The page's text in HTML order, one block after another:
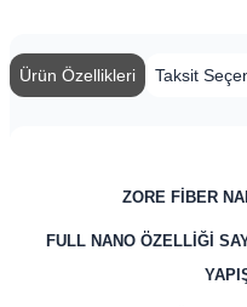
Ürün Özellikleri Taksit
ZORE FİBER
FULL NANO ÖZELLİĞİ